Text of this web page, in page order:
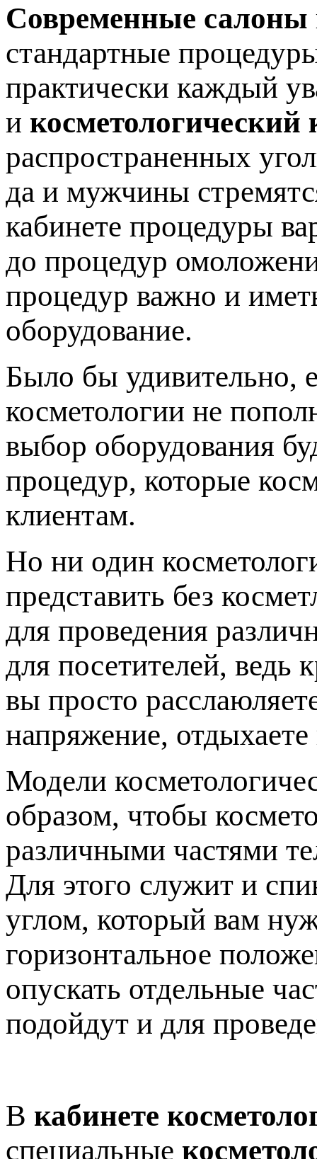
Современные салоны
стандартные
практически каждый
и косметологический
распространенных
да и мужчины
кабинете процедуры
до процедур
процедур важно и
оборудование.
Было бы удивительно,
косметологии не
выбор оборудования
процедур, которые
клиентам.
Но ни один
представить без
для проведения
для посетителей, ведь
вы просто
напряжение,
Модели
образом, чтобы
различными частями
Для этого служит и
углом, который вам
горизонтальное
опускать отдельные
подойдут и для
В кабинете
специальные